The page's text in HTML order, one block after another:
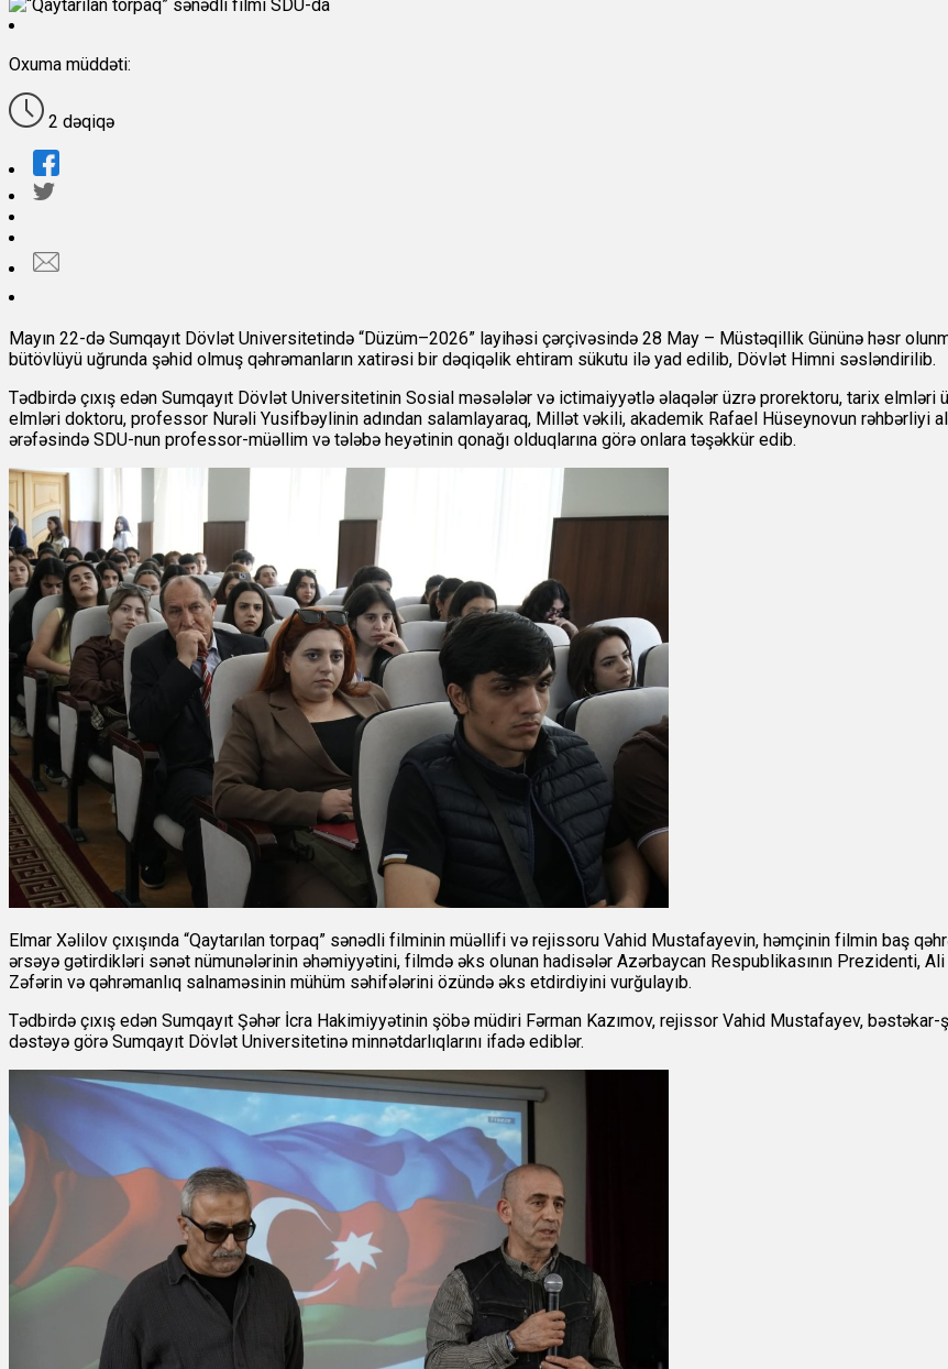
Oxuma müddəti:
2 dəqiqə
Mayın 22-də Sumqayıt Dövlət Universitetində “Düzüm–2026” layihəsi çərçivəsində 28 May – Müstəqillik Gününə həsr
bütövlüyü uğrunda şəhid olmuş qəhrəmanların xatirəsi bir dəqiqəlik ehtiram sükutu ilə yad edilib, Dövlət Himni səsləndirilib.
Tədbirdə çıxış edən Sumqayıt Dövlət Universitetinin Sosial məsələlər və ictimaiyyətlə əlaqələr üzrə prorektoru, tarix
elmləri doktoru, professor Nurəli Yusifbəylinin adından salamlayaraq, Millət vəkili, akademik Rafael Hüseynovun rəhbərliyi
ərəfəsində SDU-nun professor-müəllim və tələbə heyətinin qonağı olduqlarına görə onlara təşəkkür edib.
Elmar Xəlilov çıxışında “Qaytarılan torpaq” sənədli filminin müəllifi və rejissoru Vahid Mustafayevin, həmçinin filmin baş
ərsəyə gətirdikləri sənət nümunələrinin əhəmiyyətini, filmdə əks olunan hadisələr Azərbaycan Respublikasının Prezidenti,
Zəfərin və qəhrəmanlıq salnaməsinin mühüm səhifələrini özündə əks etdirdiyini vurğulayıb.
Tədbirdə çıxış edən Sumqayıt Şəhər İcra Hakimiyyətinin şöbə müdiri Fərman Kazımov, rejissor Vahid Mustafayev,
dəstəyə görə Sumqayıt Dövlət Universitetinə minnətdarlıqlarını ifadə ediblər.